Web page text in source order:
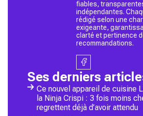
fiables,
indépendantes.
rédigé selon une
exigeante,
clarté et pertinence
recommandations.
Ses derniers
Ce nouvel appareil de cuisine
la Ninja Crispi : 3 fois moins
regrettent déjà d’avoir attendu